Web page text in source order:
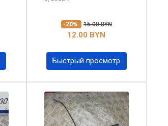
-20% 15.00 BYN
12.00 BYN
Быстрый просмотр